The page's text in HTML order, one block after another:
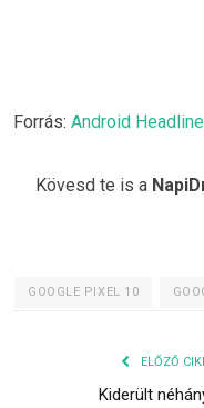
Forrás: Android
Kövesd te is a
GOOGLE PIXEL 10
ELŐZŐ
Kiderült